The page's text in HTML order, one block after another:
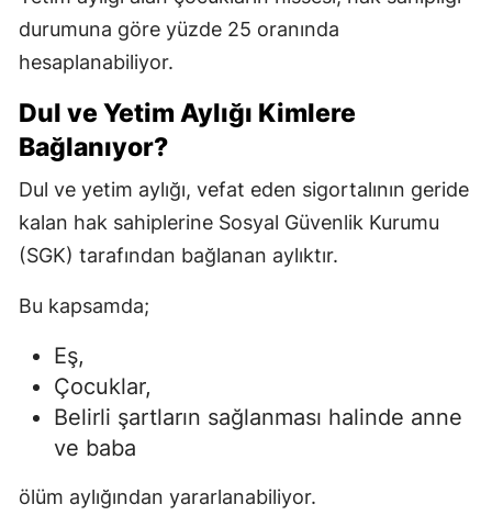
durumuna göre yüzde 25 oranında
hesaplanabiliyor.
Dul ve Yetim Aylığı Kimlere
Bağlanıyor?
Dul ve yetim aylığı, vefat eden sigortalının geride
kalan hak sahiplerine Sosyal Güvenlik Kurumu
(SGK) tarafından bağlanan aylıktır.
Bu kapsamda;
Eş,
Çocuklar,
Belirli şartların sağlanması halinde anne
ve baba
ölüm aylığından yararlanabiliyor.